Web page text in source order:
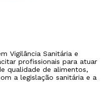
Vigilância Sanitária e
profissionais para atuar
qualidade de alimentos,
a legislação sanitária e a